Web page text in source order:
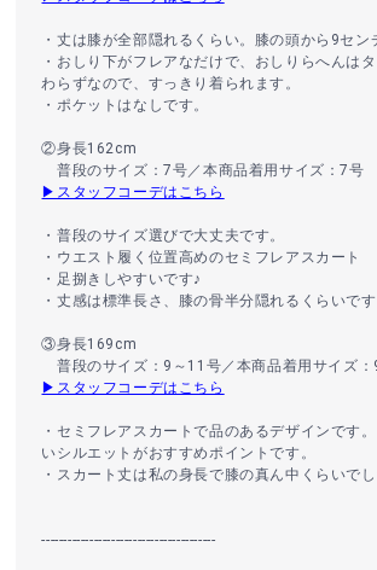
・丈は膝が全部隠れるくらい。膝の頭から9セン
・おしり下がフレアなだけで、おしりらへんは
わらずなので、すっきり着られます。
・ポケットはなしです。
②身長162cm
普段のサイズ：7号／本商品着用サイズ：7号
▶スタッフコーデはこちら
・普段のサイズ選びで大丈夫です。
・ウエスト履く位置高めのセミフレアスカート
・足捌きしやすいです♪
・丈感は標準長さ、膝の骨半分隠れるくらいです
③身長169cm
普段のサイズ：9～11号／本商品着用サイズ：
▶スタッフコーデはこちら
・セミフレアスカートで品のあるデザインです
いシルエットがおすすめポイントです。
・スカート丈は私の身長で膝の真ん中くらいでし
----------------------------------------